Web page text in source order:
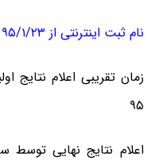
نام ثبت اینترنتی از ۹۵/۱/۲۳ تا ۹۵/۲/۱
زمان تقریبی اعلام نتایج
۹۵
اعلام نتایج نهایی